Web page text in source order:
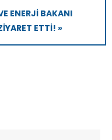
ENERJI BAKANI
ETTI! »